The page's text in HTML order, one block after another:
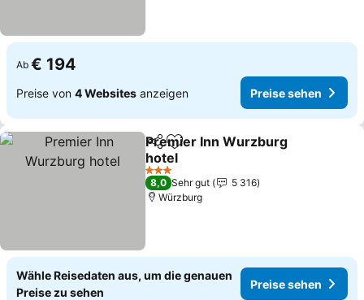
Ab € 194
Preise von 4 Websites anzeigen Preise sehen
TeilenZu Favoriten hinzufügen
Premier Inn Wurzburg
hotel
3 Sterne
8,0 Sehr gut
5 316
Würzburg
Wähle Reisedaten aus, um die genauen
Preise zu sehen
Preise sehen